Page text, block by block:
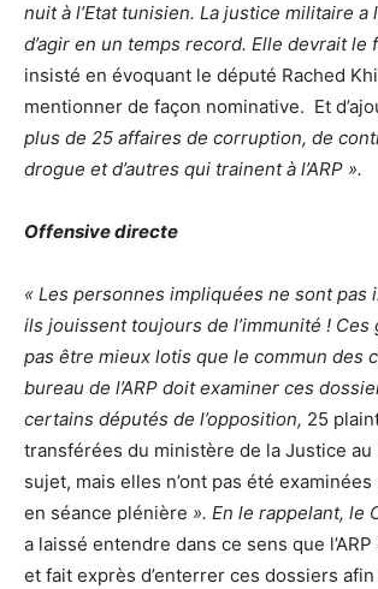
nuit à l’Etat tunisien. La justice militaire a
d’agir en un temps record. Elle devrait le
insisté en évoquant le député Rached
mentionner de façon nominative. Et
plus de 25 affaires de corruption, de
drogue et d’autres qui trainent à l’ARP ».
Offensive directe
« Les personnes impliquées ne sont pas
ils jouissent toujours de l’immunité ! Ces
pas être mieux lotis que le commun des
bureau de l’ARP doit examiner ces
certains députés de l’opposition, 25
transférées du ministère de la Justice au
sujet, mais elles n’ont pas été
en séance plénière ». En le rappelant, le
a laissé entendre dans ce sens que
et fait exprès d’enterrer ces dossiers